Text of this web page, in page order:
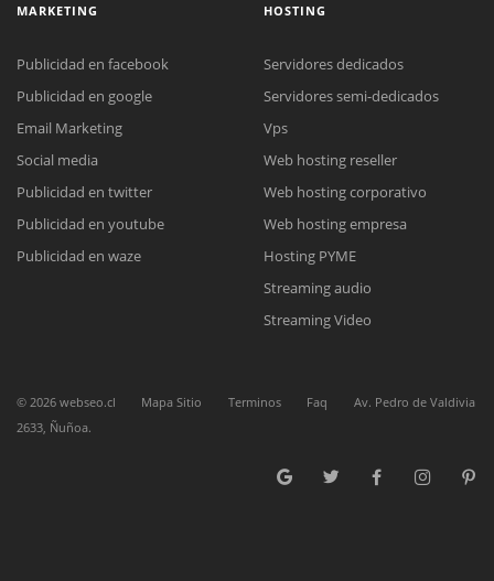
Reunión online
Nuestros ejecutivos le enviarán un correo electrónico con el enlace a
Meet para la reunión online.
Cotización
Complete el formulario y nos contactaremos a la brevedad.
Chat Online
para enviarnos un correo electrónico con sus datos personales.
MARKETING
Publicidad en facebook
Publicidad en google
Email Marketing
Social media
Publicidad en twitter
Publicidad en youtube
Publicidad en waze
HOSTING
Servidores dedicados
Servidores semi-dedicados
Vps
Web hosting reseller
Web hosting corporativo
Web hosting empresa
Hosting PYME
Streaming audio
Streaming Video
© 2026 webseo.cl Mapa Sitio Terminos Faq
Av. Pedro de Valdivia
2633, Ñuñoa.